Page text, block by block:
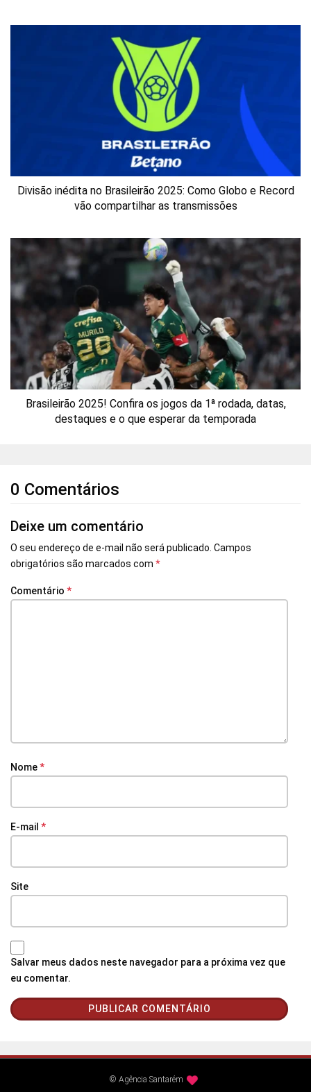
Divisão inédita no Brasileirão 2025: Como Globo e Record
vão compartilhar as transmissões
Brasileirão 2025! Confira os jogos da 1ª rodada, datas,
destaques e o que esperar da temporada
0 Comentários
Deixe um comentário
O seu endereço de e-mail não será publicado. Campos
obrigatórios são marcados com *
Comentário *
Nome*
E-mail *
Site
Salvar meus dados neste navegador para a próxima vez que
eu comentar.
© Agência Santarém